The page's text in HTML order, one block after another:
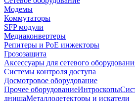
Модемы
Коммутаторы
SFP модули
Медиаконвертеры
Репитеры и PoE инжекторы
Грозозащита
Аксессуары для сетевого
Системы контроля доступа
Досмотровое оборудование
Прочее оборудованиеИнтроскопы
днищаМеталлодетекторы и искатели